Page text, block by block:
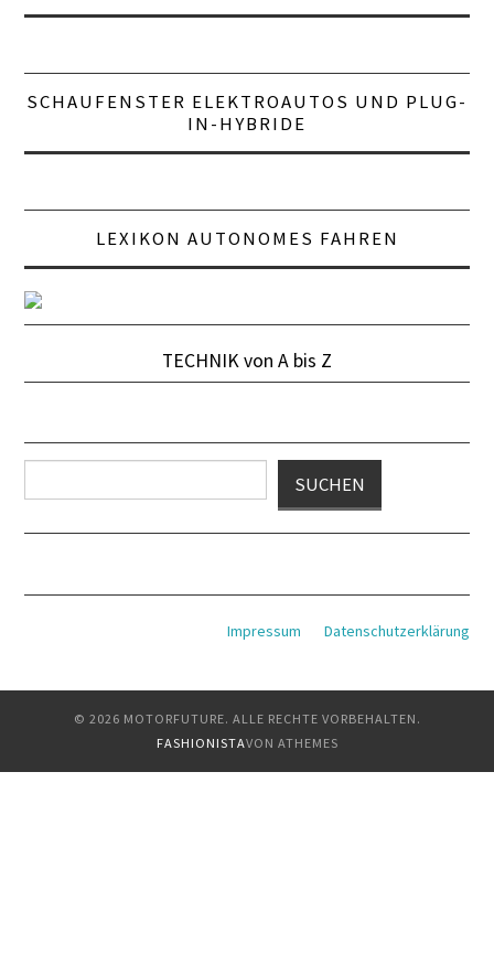
SCHAUFENSTER ELEKTROAUTOS UND PLUG-
IN-HYBRIDE
LEXIKON AUTONOMES FAHREN
TECHNIK von A bis Z
SUCHEN
Datenschutzerklärung
Impressum
© 2026 MOTORFUTURE. ALLE RECHTE VORBEHALTEN.
FASHIONISTAVON ATHEMES